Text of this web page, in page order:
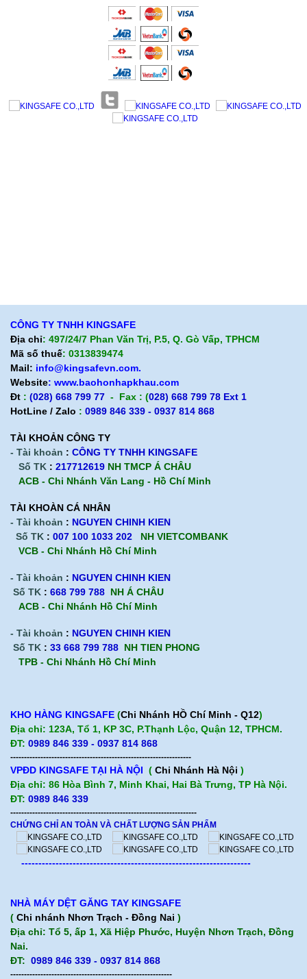
CÔNG TY TNHH KINGSAFE
Địa chỉ: 497/24/7 Phan Văn Trị, P.5, Q. Gò Vấp, TPHCM
Mã số thuế: 0313839474
Mail: info@kingsafevn.com.
Website: www.baohonhapkhau.com
Đt : (028) 668 799 77 - Fax : (028) 668 799 78 Ext 1
HotLine / Zalo : 0989 846 339 - 0937 814 868
TÀI KHOẢN CÔNG TY
- Tài khoản : CÔNG TY TNHH KINGSAFE
Số TK : 217712619 NH TMCP Á CHÂU
ACB - Chi Nhánh Văn Lang - Hồ Chí Minh
TÀI KHOÀN CÁ NHÂN
- Tài khoản : NGUYEN CHINH KIEN
Số TK : 007 100 1033 202
NH VIETCOMBANK
VCB - Chi Nhánh Hồ Chí Minh
- Tài khoản : NGUYEN CHINH KIEN
Số TK : 668 799 788 NH Á CHÂU
ACB - Chi Nhánh Hồ Chí Minh
- Tài khoản : NGUYEN CHINH KIEN
Số TK : 33 668 799 788 NH TIEN PHONG
TPB - Chi Nhánh Hồ Chí Minh
KHO HÀNG KINGSAFE (Chi Nhánh HỒ Chí Minh - Q12)
Địa chỉ: 123A, Tổ 1, KP 3C, P.Thạnh Lộc, Quận 12, TPHCM.
ĐT: 0989 846 339 - 0937 814 868
------------------------------------------------------------------
VPĐD KINGSAFE TẠI HÀ NỘI ( Chi Nhánh Hà Nội )
Địa chỉ: 86 Hòa Bình 7, Minh Khai, Hai Bà Trưng, TP Hà Nội.
ĐT: 0989 846 339
--------------------------------------------------------------------
CHỨNG CHỈ AN TOÀN VÀ CHẤT LƯỢNG SẢN PHẨM
-------------------------------------------------------------------
NHÀ MÁY DỆT GĂNG TAY KINGSAFE
( Chi nhánh Nhơn Trạch - Đồng Nai )
Địa chỉ: Tổ 5, ấp 1, Xã Hiệp Phước, Huyện Nhơn Trạch, Đồng
Nai.
ĐT: 0989 846 339 - 0937 814 868
-----------------------------------------------------------